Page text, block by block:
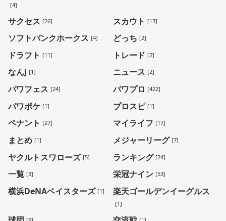
[4]
サクセス [26] スカウト [13]
ソフトバンクホークス [4] どっち [2]
ドラフト [11] トレード [2]
なんJ [1] ニュース [2]
パワフェス [24] パワプロ [422]
パワポケ [1] プロスピ [1]
ペナント [27] マイライフ [17]
まとめ [1] メジャーリーグ [7]
ヤクルトスワローズ [5] ランキング [24]
一覧 [3] 栄冠ナイン [53]
横浜DeNAベイスターズ [1] 楽天ゴールデンイーグルス
[1]